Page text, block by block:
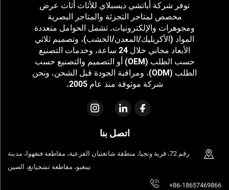
توفر شركة أباتشي ديسبلاي للأثاث أثاث عرض
مخصص لمتاجر التجزئة والمتاجر البصرية
ومجوهرات والإلكترونيات. تشمل الحوامل متعددة
المواد (الأكريليك/المعدن/الخشب)، وتصميم ثلاثي
الأبعاد مجاني خلال 24 ساعة، وخدمات التصنيع
حسب الطلب (OEM) أو التصميم والتصنيع حسب
الطلب (ODM)، ومراقبة الجودة قبل الشحن. ونحن
شركة موثوقة منذ عام 2005.
اتصل بنا
رقم 72، قرية ونجيا، منطقة شانغتيان الفرعية، مقاطعة فنغهوا، مدينة
نينغبو، مقاطعة تشجيانغ، الصين
+86-18657469866